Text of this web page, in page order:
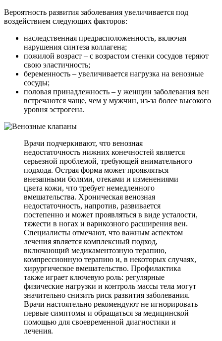
Вероятность развития заболевания увеличивается под
воздействием следующих факторов:
наследственная предрасположенность, включая
нарушения синтеза коллагена;
пожилой возраст – с возрастом стенки сосудов теряют
свою эластичность;
беременность – увеличивается нагрузка на венозные
сосуды;
половая принадлежность – у женщин заболевания вен
встречаются чаще, чем у мужчин, из-за более высокого
уровня эстрогена.
Врачи подчеркивают, что венозная
недостаточность нижних конечностей является
серьезной проблемой, требующей внимательного
подхода. Острая форма может проявляться
внезапными болями, отеками и изменениями
цвета кожи, что требует немедленного
вмешательства. Хроническая венозная
недостаточность, напротив, развивается
постепенно и может проявляться в виде усталости,
тяжести в ногах и варикозного расширения вен.
Специалисты отмечают, что важным аспектом
лечения является комплексный подход,
включающий медикаментозную терапию,
компрессионную терапию и, в некоторых случаях,
хирургическое вмешательство. Профилактика
также играет ключевую роль: регулярные
физические нагрузки и контроль массы тела могут
значительно снизить риск развития заболевания.
Врачи настоятельно рекомендуют не игнорировать
первые симптомы и обращаться за медицинской
помощью для своевременной диагностики и
лечения.